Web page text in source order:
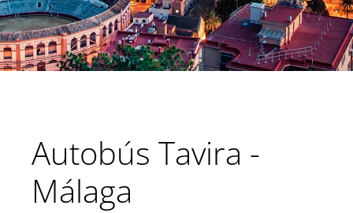
Autobús Tavira -
Málaga